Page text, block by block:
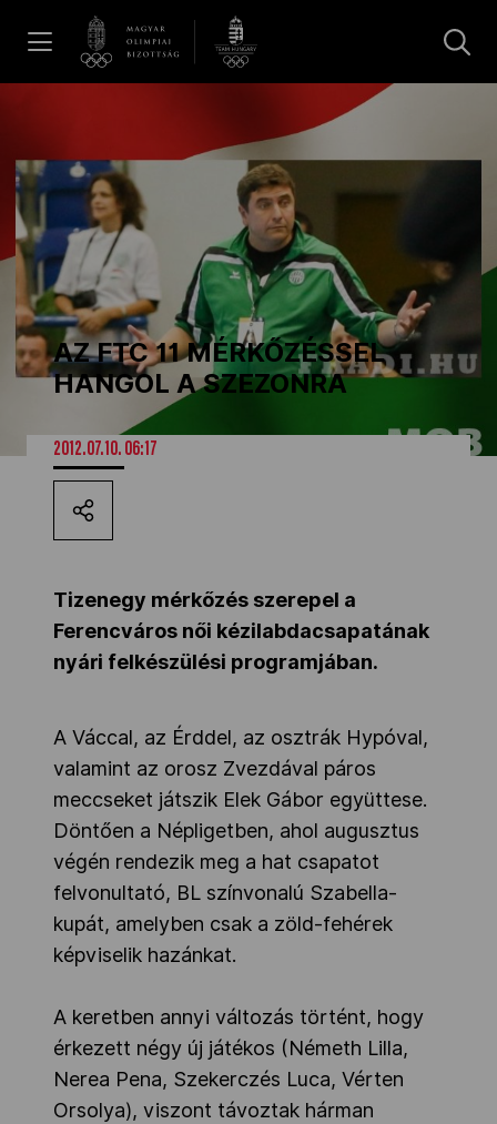
Galéria
Dakar 2026
Los Angeles 2028
MOB
Kettőskarrier-program
NOB
OVEP
Adatbank
AZ FTC 11 MÉRKŐZÉSSEL
HANGOL A SZEZONRA
2012.07.10. 06:17
Tizenegy mérkőzés szerepel a
Ferencváros női kézilabdacsapatának
nyári felkészülési programjában.
A Váccal, az Érddel, az osztrák Hypóval,
valamint az orosz Zvezdával páros
meccseket játszik Elek Gábor együttese.
Döntően a Népligetben, ahol augusztus
végén rendezik meg a hat csapatot
felvonultató, BL színvonalú Szabella-
kupát, amelyben csak a zöld-fehérek
képviselik hazánkat.
A keretben annyi változás történt, hogy
érkezett négy új játékos (Németh Lilla,
Nerea Pena, Szekerczés Luca, Vérten
Orsolya), viszont távoztak hárman